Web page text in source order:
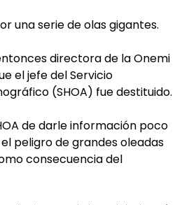
una serie de olas gigantes.
directora de la Onemi
el jefe del Servicio
(SHOA) fue destituido.
de darle información poco
peligro de grandes oleadas
consecuencia del